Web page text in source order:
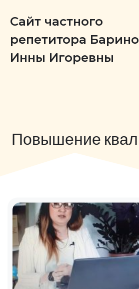
Сайт частного
репетитора
Инны Игоревны
Повышение